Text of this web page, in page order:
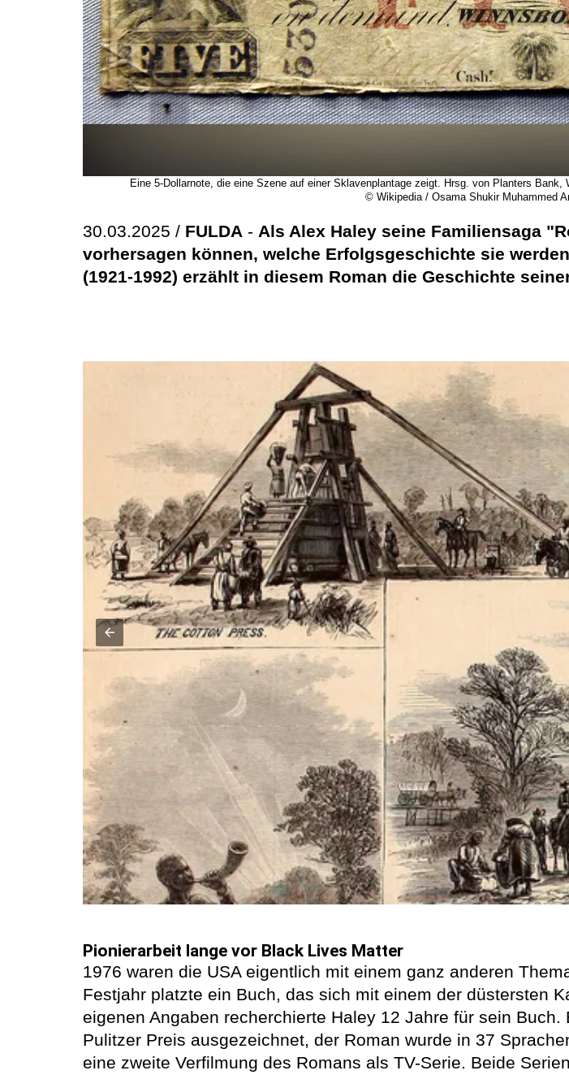
Eine 5-Dollarnote, die eine Szene auf einer Sklavenplantage zeigt. Hrsg. von Planters
© Wikipedia / Osama Shukir Muhammed
30.03.2025 / FULDA - Als Alex Haley seine Familiensaga
vorhersagen können, welche Erfolgsgeschichte sie
(1921-1992) erzählt in diesem Roman die Geschichte
Pionierarbeit lange vor Black Lives Matter
1976 waren die USA eigentlich mit einem ganz anderen
Festjahr platzte ein Buch, das sich mit einem der düstersten
eigenen Angaben recherchierte Haley 12 Jahre für sein
Pulitzer Preis ausgezeichnet, der Roman wurde in 37
eine zweite Verfilmung des Romans als TV-Serie. Beide